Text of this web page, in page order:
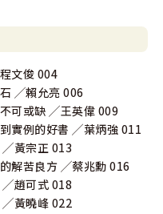
擔任報社、新聞網站主
獲社會光明面報紙類報
舜文新聞採訪報導獎。
虛白先生新聞獎暨台達
華文永續報導獎、入圍
文俊 004
╱賴允亮 006
可或缺 ╱王英偉 009
實例的好書 ╱葉炳強 011
╱黃宗正 013
解苦良方 ╱蔡兆勳 016
╱趙可式 018
╱黃曉峰 022